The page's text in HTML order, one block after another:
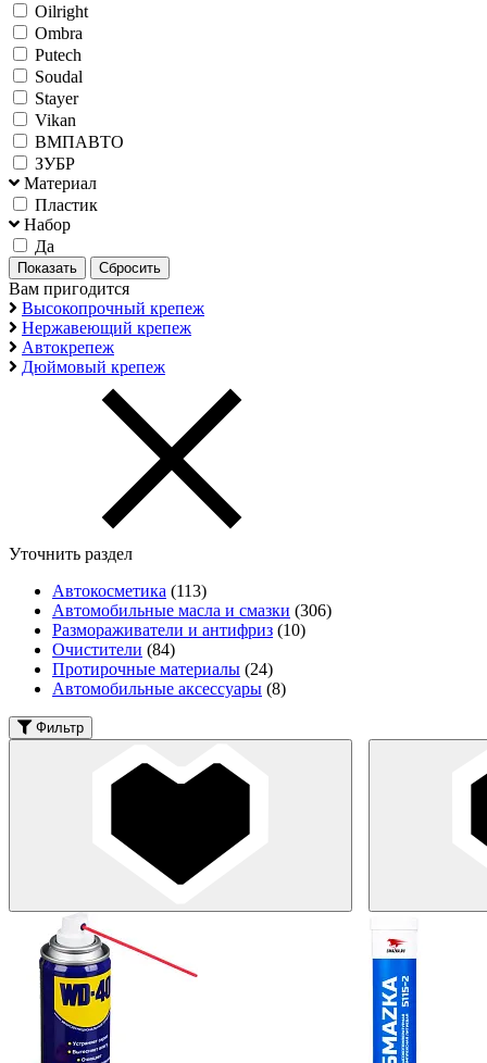
Oilright
Ombra
Putech
Soudal
Stayer
Vikan
ВМПАВТО
ЗУБР
Материал
Пластик
Набор
Да
Вам пригодится
Высокопрочный крепеж
Нержавеющий крепеж
Автокрепеж
Дюймовый крепеж
Уточнить раздел
Автокосметика (113)
Автомобильные масла и смазки (306)
Размораживатели и антифриз (10)
Очистители (84)
Протирочные материалы (24)
Автомобильные аксессуары (8)
Фильтр